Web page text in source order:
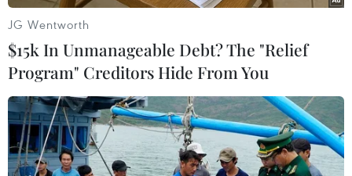
nhất bảng
07/08/2026 15:58
Đình Bắc rực sáng với cú
đúp, tuyển Việt Nam vào bán kết
ASEAN Cup với ngôi đầu bảng
07/08/2026 15:49
JG Wentworth
$15k In Unmanageable Debt? The "Relief
Program" Creditors Hide From You